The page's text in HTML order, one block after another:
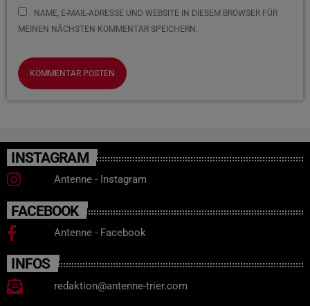
NAME, E-MAIL-ADRESSE UND WEBSITE IN DIESEM BROWSER FÜR
MEINEN NÄCHSTEN KOMMENTAR SPEICHERN.
INSTAGRAM
Antenne - Instagram
FACEBOOK
Antenne - Facebook
INFOS
redaktion@antenne-trier.com